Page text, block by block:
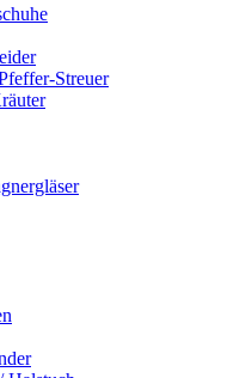
Streuer